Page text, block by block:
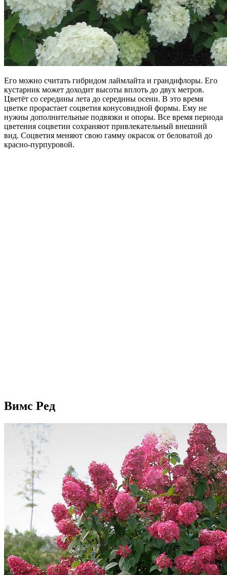
Его можно считать гибридом лаймлайта и грандифлоры. Его
кустарник может доходит высоты вплоть до двух метров.
Цветёт со середины лета до середины осени. В это время
цветке прорастает соцветия конусовидной формы. Ему не
нужны дополнительные подвязки и опоры. Все время периода
цветения соцветии сохраняют привлекательный внешний
вид. Соцветия меняют свою гамму окрасок от беловатой до
красно-пурпуровой.
Вимс Ред